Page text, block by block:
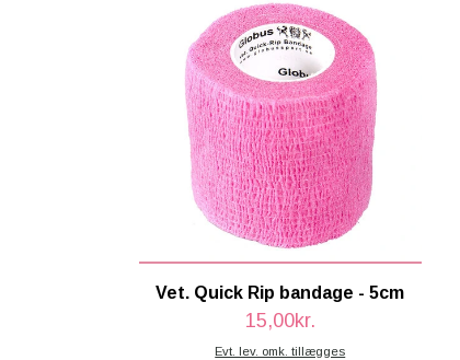
Vet. Quick Rip bandage - 5cm
15,00kr.
Evt. lev. omk. tillægges